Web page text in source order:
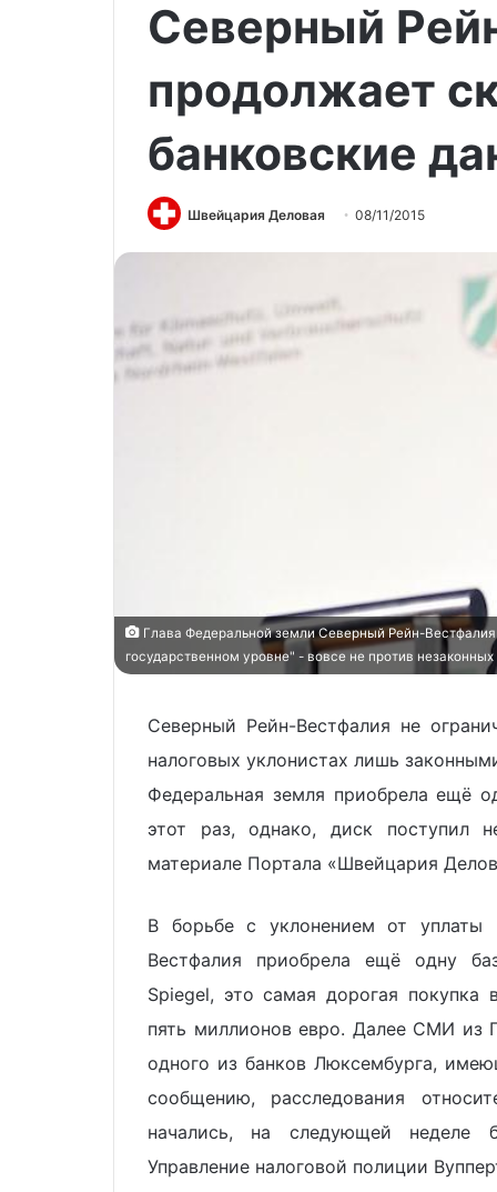
Северный
продолжает
банковские
Швейцария Деловая 08/11/2015
Глава Федеральной земли Северный Рейн-
государственном уровне" - вовсе не против
Северный Рейн-Вестфалия не
налоговых уклонистах лишь
Федеральная земля приобрела ещё
этот раз, однако, диск поступил
материале Портала «Швейцария
В борьбе с уклонением от уплаты
Вестфалия приобрела ещё одну
Spiegel, это самая дорогая покупка
пять миллионов евро. Далее СМИ из
одного из банков Люксембурга,
сообщению, расследования
начались, на следующей неделе
Управление налоговой полиции